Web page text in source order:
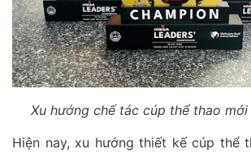
Xu hướng chế tác cúp thể thao mới
Hiện nay, xu hướng thiết kế cúp thể